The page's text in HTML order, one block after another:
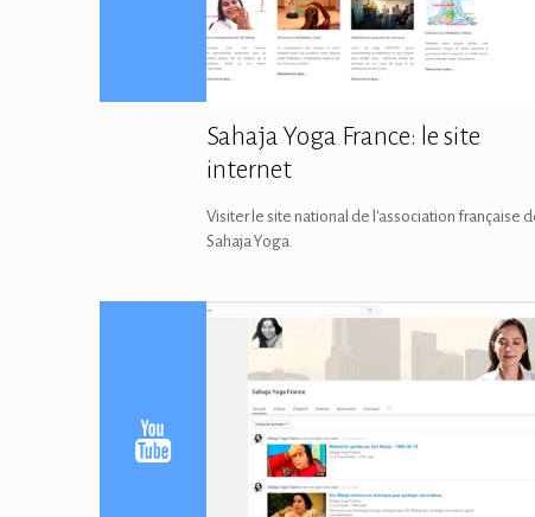
Sahaja Yoga France: le site
internet
Visiter le site national de l'association française
Sahaja Yoga.